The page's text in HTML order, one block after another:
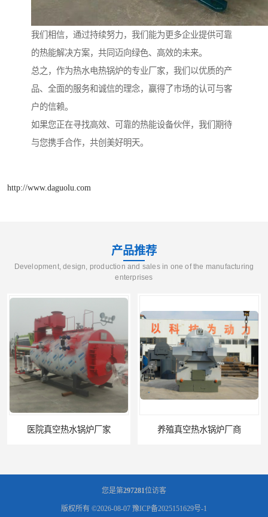
我们相信，通过持续努力，我们能为更多企业提供可靠
的热能解决方案，共同迈向绿色、高效的未来。
总之，作为热水电热锅炉的专业厂家，我们以优质的产
品、全面的服务和诚信的理念，赢得了市场的认可与客
户的信赖。
如果您正在寻找高效、可靠的热能设备伙伴，我们期待
与您携手合作，共创美好明天。
http://www.daguolu.com
产品推荐
Development, design, production and sales in one of the manufacturing
enterprises
医院真空热水锅炉厂家 养殖真空热水锅炉厂商
您是第297281位访客
版权所有 ©2026-08-07 豫ICP备2025151629号-1